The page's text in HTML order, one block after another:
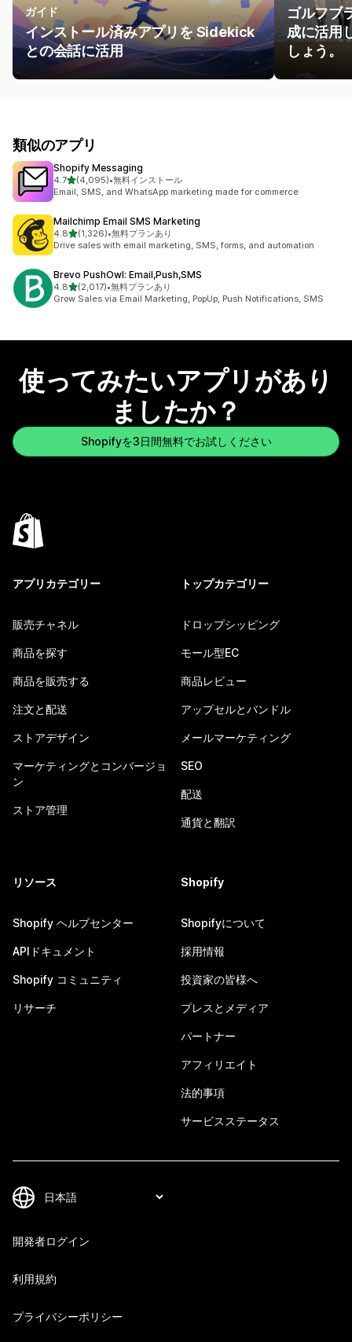
ガイド
インストール済みアプリを Sidekick
との会話に活用
ゴルフブ
成に活用
しょう。
類似のアプリ
Shopify Messaging
4.75つ星中
(4,095)
合計レビュー数：4095件
•無料インストール
Email, SMS, and WhatsApp marketing made for commerce
Mailchimp Email SMS Marketing
4.85つ星中
(1,326)
合計レビュー数：1326件
•無料プランあり
Drive sales with email marketing, SMS, forms, and automation
Brevo PushOwl: Email,Push,SMS
4.85つ星中
(2,017)
合計レビュー数：2017件
•無料プランあり
Grow Sales via Email Marketing, PopUp, Push Notifications, SMS
使ってみたいアプリがあり
ましたか？
Shopifyを3日間無料でお試しください
アプリカテゴリー
販売チャネル
商品を探す
商品を販売する
注文と配送
ストアデザイン
マーケティングとコンバージョ
ン
ストア管理
トップカテゴリー
ドロップシッピング
モール型EC
商品レビュー
アップセルとバンドル
メールマーケティング
SEO
配送
通貨と翻訳
リソース
Shopify ヘルプセンター
APIドキュメント
Shopify コミュニティ
リサーチ
Shopify
Shopifyについて
採用情報
投資家の皆様へ
プレスとメディア
パートナー
アフィリエイト
法的事項
サービスステータス
開発者ログイン
利用規約
プライバシーポリシー